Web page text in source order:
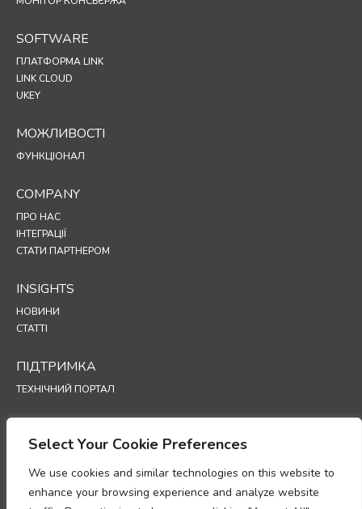
Select Your Cookie Preferences
We use cookies and similar technologies on this website to
enhance your browsing experience and analyze website
SOFTWARE
ПЛАТФОРМА LINK
LINK CLOUD
UKEY
МОЖЛИВОСТІ
ФУНКЦІОНАЛ
COMPANY
ПРО НАС
ІНТЕГРАЦІЇ
СТАТИ ПАРТНЕРОМ
INSIGHTS
НОВИНИ
СТАТТІ
ПІДТРИМКА
ТЕХНІЧНИЙ ПОРТАЛ
ПОЛІТИКА КОНФІДЕНЦІЙНОСТІ
ПОЛІТИКА ВИКОРИСТАННЯ ФАЙЛІВ COOKIE
ПЕРСОНАЛЬНИХ ДАНИХ